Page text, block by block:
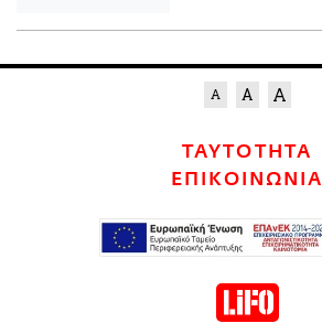
ΤΑΥΤΟΤΗΤΑ
ΕΠΙΚΟΙΝΩΝΙΑ